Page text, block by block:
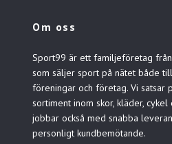
Om oss
Sport99 är ett familjeföretag
som säljer sport på nätet både
föreningar och företag. Vi satsar
sortiment inom skor, kläder, cykel
jobbar också med snabba
personligt kundbemötande.